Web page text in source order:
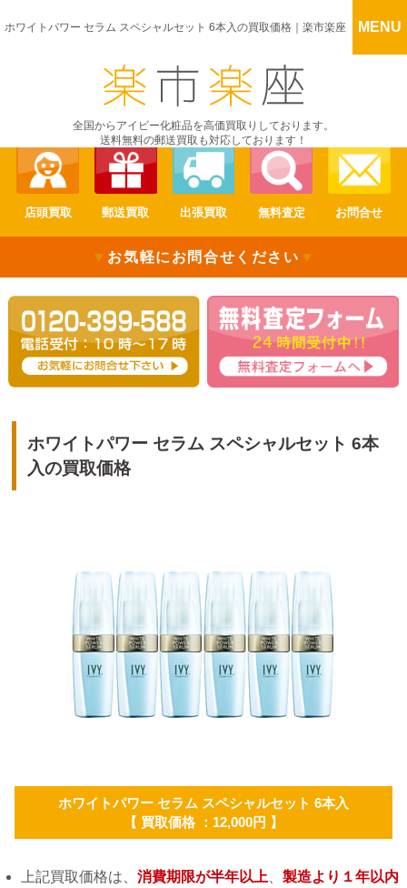
MENU
ホワイトパワー セラム スペシャルセット 6本入の買取価格｜楽市楽座
全国からアイビー化粧品を高価買取りしております。
送料無料の郵送買取も対応しております！
店頭買取 郵送買取 出張買取 無料査定 お問合せ
▼ お気軽にお問合せください ▼
ホワイトパワー セラム スペシャルセット 6本
入の買取価格
ホワイトパワー セラム スペシャルセット 6本入
【 買取価格 ：12,000円 】
上記買取価格は、 消費期限が半年以上
製造より１年以内